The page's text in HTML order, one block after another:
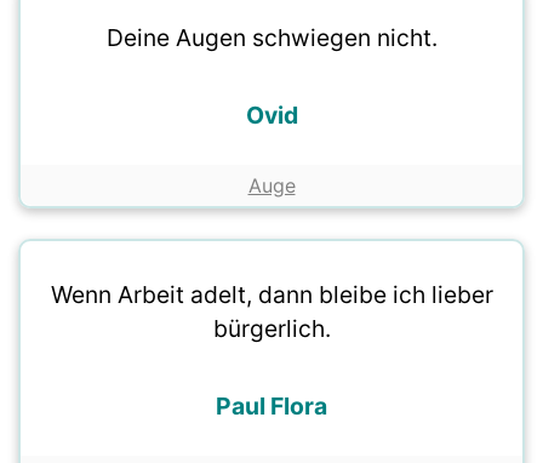
Deine Augen schwiegen nicht.
Ovid
Auge
Wenn Arbeit adelt, dann bleibe ich lieber
bürgerlich.
Paul Flora